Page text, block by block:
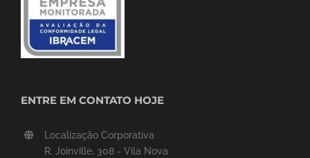
ENTRE EM CONTATO HOJE
Localização Corporativa
R. Joinville, 308 - Vila Nova